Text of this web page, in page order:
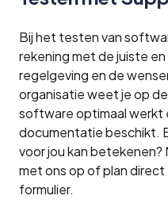
Bij het testen van
rekening met de juiste
regelgeving en de
organisatie weet je op
software optimaal werkt
documentatie beschikt.
voor jou kan betekenen?
met ons op of plan
formulier.